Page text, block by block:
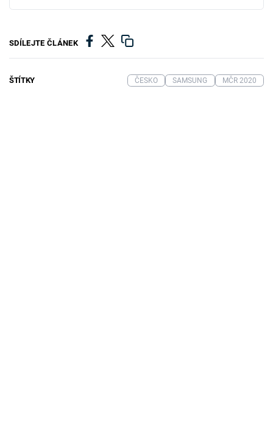
SDÍLEJTE ČLÁNEK
ŠTÍTKY ČESKO SAMSUNG MČR 2020